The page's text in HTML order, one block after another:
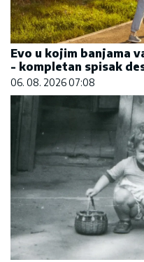
Evo u kojim banjama
- kompletan spisak
06. 08. 2026 07:08